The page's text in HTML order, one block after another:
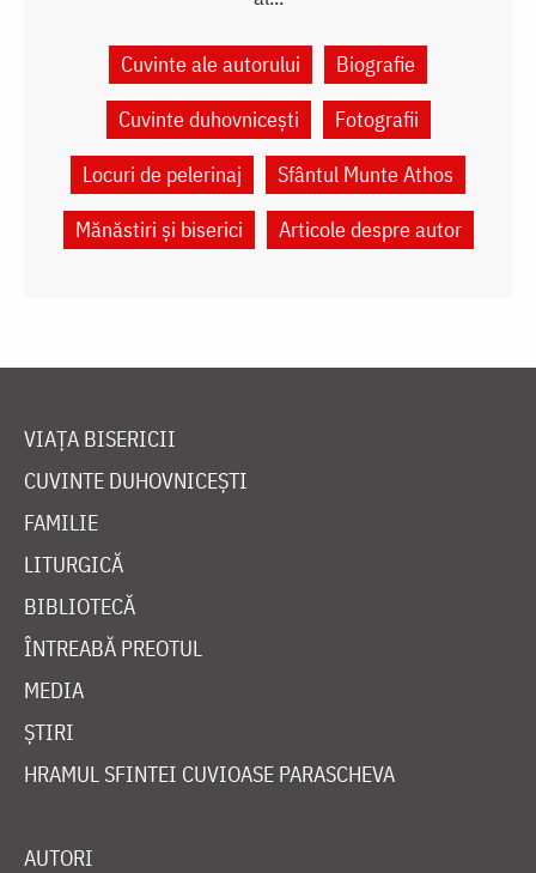
Cuvinte ale autorului
Biografie
Cuvinte duhovnicești
Fotografii
Locuri de pelerinaj
Sfântul Munte Athos
Mănăstiri și biserici
Articole despre autor
VIAȚA BISERICII
CUVINTE DUHOVNICEȘTI
FAMILIE
LITURGICĂ
BIBLIOTECĂ
ÎNTREABĂ PREOTUL
MEDIA
ȘTIRI
HRAMUL SFINTEI CUVIOASE PARASCHEVA
AUTORI